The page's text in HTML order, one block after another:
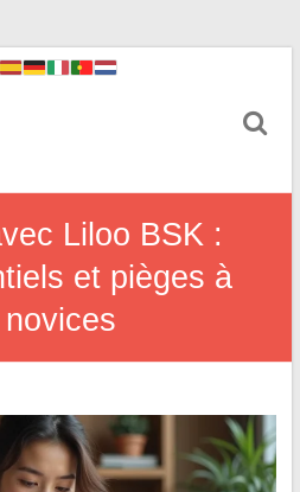
Liloo BSK :
et pièges à